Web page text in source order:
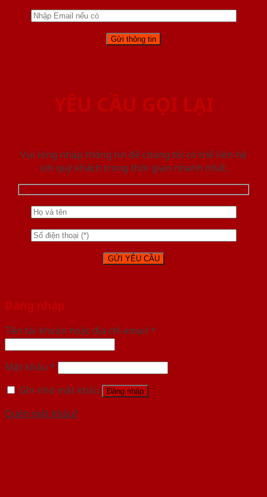
YÊU CẦU GỌI LẠI
Vui lòng nhập thông tin để chúng tôi có thể liên hệ
với quý khách trong thời gian nhanh nhất.
Đăng nhập
Tên tài khoản hoặc địa chỉ email *
Mật khẩu *
Ghi nhớ mật khẩu
Đăng nhập
Quên mật khẩu?